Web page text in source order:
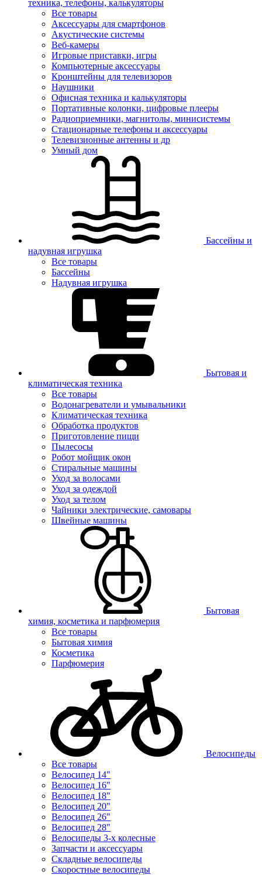
техника, телефоны, калькуляторы
Все товары
Аксессуары для смартфонов
Акустические системы
Веб-камеры
Игровые приставки, игры
Компьютерные аксессуары
Кронштейны для телевизоров
Наушники
Офисная техника и калькуляторы
Портативные колонки, цифровые плееры
Радиоприемники, магнитолы, минисистемы
Стационарные телефоны и аксессуары
Телевизионные антенны и др
Умный дом
Бассейны и
надувная игрушка
Все товары
Бассейны
Надувная игрушка
Бытовая и
климатическая техника
Все товары
Водонагреватели и умывальники
Климатическая техника
Обработка продуктов
Приготовление пищи
Пылесосы
Робот мойщик окон
Стиральные машины
Уход за волосами
Уход за одеждой
Уход за телом
Чайники электрические, самовары
Швейные машины
Бытовая
химия, косметика и парфюмерия
Все товары
Бытовая химия
Косметика
Парфюмерия
Велосипеды
Все товары
Велосипед 14"
Велосипед 16"
Велосипед 18"
Велосипед 20"
Велосипед 26"
Велосипед 28"
Велосипеды 3-х колесные
Запчасти и аксессуары
Складные велосипеды
Скоростные велосипеды